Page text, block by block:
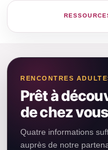
RENCONTRES
Prêt à
de chez
Quatre informations
auprès de notre